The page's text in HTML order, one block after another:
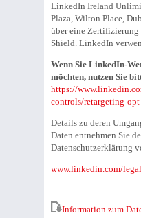
LinkedIn Ireland
Plaza, Wilton Place,
über eine Zertifizierung
Shield. LinkedIn
Wenn Sie LinkedIn-
möchten, nutzen Sie
https://
controls/retargeting-
Details zu deren
Daten entnehmen Sie
Datenschutzerklärung
www.linkedin.com/
Information zum